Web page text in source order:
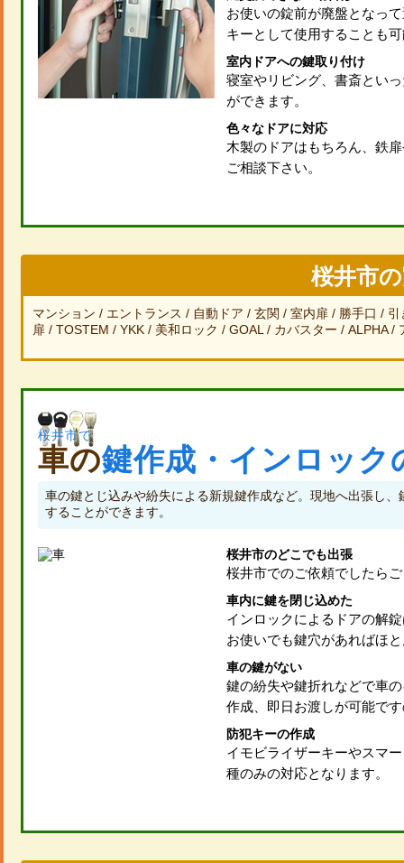
お使いの錠前が廃盤となっ
キーとして使用することも
室内ドアへの鍵取り付け
寝室やリビング、書斎とい
ができます。
色々なドアに対応
木製のドアはもちろん、鉄
ご相談下さい。
桜井市
マンション エントランス 自動ドア 玄関 室内扉 勝手口
引
扉
TOSTEM YKK 美和ロック GOAL カバスター ALPHA
桜井市で
車の鍵作成・インロック
車の鍵とじ込みや紛失による新規鍵作成など。現地へ出張し
することができます。
桜井市のどこでも出張
桜井市でのご依頼でしたら
車内に鍵を閉じ込めた
インロックによるドアの解
お使いでも鍵穴があればほ
車の鍵がない
鍵の紛失や鍵折れなどで車
作成、即日お渡しが可能で
防犯キーの作成
イモビライザーキーやスマ
種のみの対応となります。